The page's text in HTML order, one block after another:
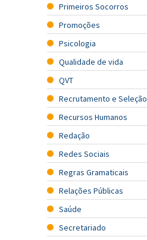
Primeiros Socorros
Promoções
Psicologia
Qualidade de vida
QVT
Recrutamento e Seleção
Recursos Humanos
Redação
Redes Sociais
Regras Gramaticais
Relações Públicas
Saúde
Secretariado